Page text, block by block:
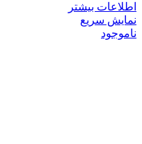
اطلاعات بیشتر
نمایش سریع
ناموجود